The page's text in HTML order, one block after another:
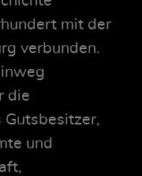
mit der
verbunden.
die
Gutsbesitzer,
und